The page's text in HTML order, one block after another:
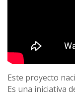
Este proyecto
Es una iniciativa